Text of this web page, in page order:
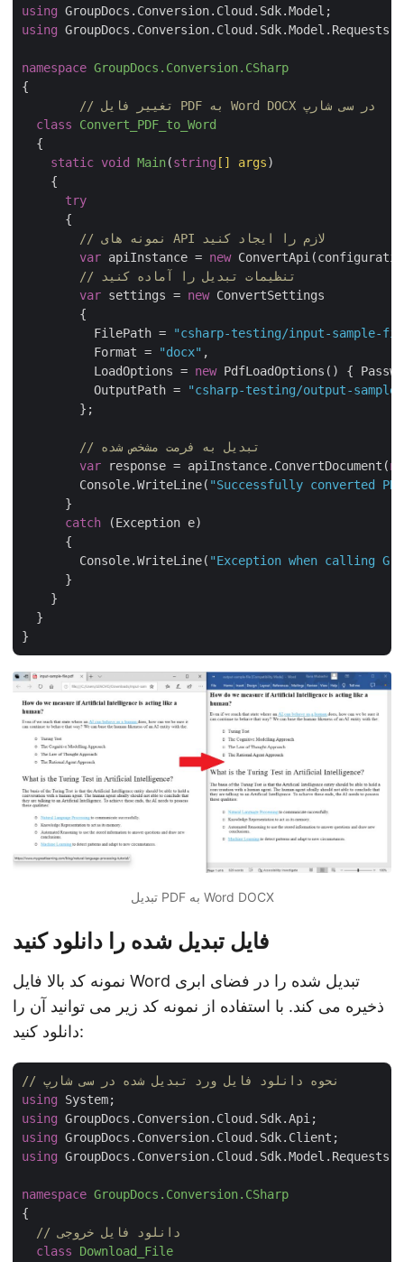
using
using GroupDocs.Conversion.Cloud.Sdk.Model.Requests;
namespace GroupDocs.Conversion.CSharp
{
class
Convert_PDF_to_Word
  {
static void Main(string [] args)
    {
try
      {
// نمونه های API لازم را ایجاد کنید
var apiInstance = new
// تنظیمات تبدیل را آماده کنید
var settings = new ConvertSettings
        {
          FilePath =
"csharp-testing/input-sample-
          Format =
"docx" ,
          LoadOptions =
new PdfLoadOptions() {
          OutputPath =
"csharp-testing/output-
        };
// تبدیل به فرمت مشخص شده
var response = apiInstance.ConvertDocument(
        Console.WriteLine(
"Successfully converted
      }
catch (Exception e)
      {
        Console.WriteLine(
"Exception when calling
      }
    }
  }
تبدیل PDF به Word DOCX
فایل تبدیل شده را دانلود کنید
نمونه کد بالا فایل Word تبدیل شده را در فضای ابری
ذخیره می کند. با استفاده از نمونه کد زیر می توانید آن را
دانلود کنید:
// نحوه دانلود فایل ورد تبدیل شده در سی شارپ
using
using
using
using GroupDocs.Conversion.Cloud.Sdk.Model.Requests;
namespace GroupDocs.Conversion.CSharp
{
// دانلود فایل خروجی
class
Download_File